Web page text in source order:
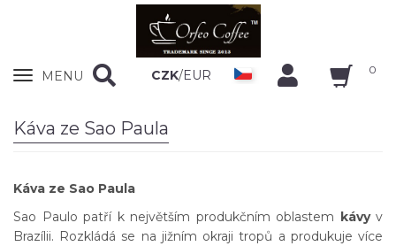
Zobrazit
MENU CZK/EUR 0
Káva ze Sao Paula
Káva ze Sao Paula
Sao Paulo patří k největším produkčním oblastem kávyv
Brazílii. Rozkládá se na jižním okraji tropů a produkuje více